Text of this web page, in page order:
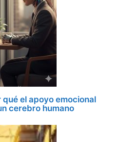
qué el apoyo emocional
cerebro humano